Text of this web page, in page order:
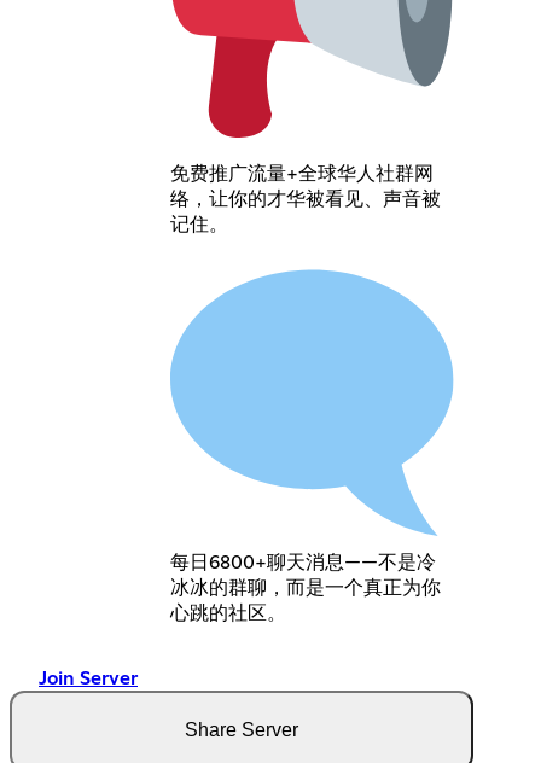
免费推广流量+全球华人社群网
络，让你的才华被看见、声音被
记住。
每日6800+聊天消息——不是冷
冰冰的群聊，而是一个真正为你
心跳的社区。
Join Server
Share Server